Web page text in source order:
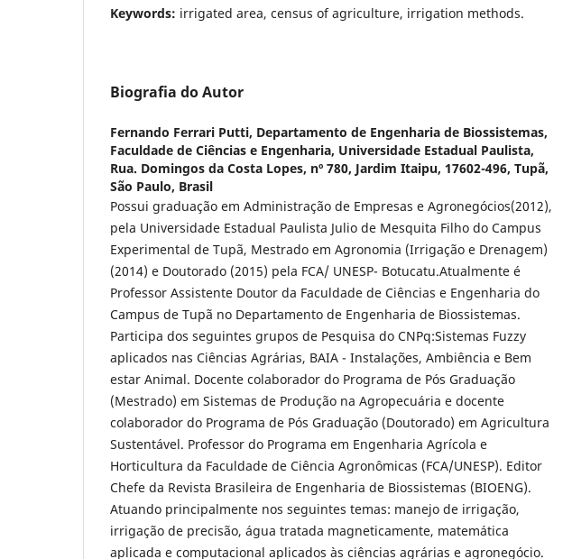
Keywords: irrigated area, census of agriculture, irrigation methods.
Biografia do Autor
Fernando Ferrari Putti, Departamento de Engenharia de Biossistemas,
Faculdade de Ciências e Engenharia, Universidade Estadual Paulista,
Rua. Domingos da Costa Lopes, nº 780, Jardim Itaipu, 17602-496, Tupã,
São Paulo, Brasil
Possui graduação em Administração de Empresas e Agronegócios(2012),
pela Universidade Estadual Paulista Julio de Mesquita Filho do Campus
Experimental de Tupã, Mestrado em Agronomia (Irrigação e Drenagem)
(2014) e Doutorado (2015) pela FCA/ UNESP- Botucatu.Atualmente é
Professor Assistente Doutor da Faculdade de Ciências e Engenharia do
Campus de Tupã no Departamento de Engenharia de Biossistemas.
Participa dos seguintes grupos de Pesquisa do CNPq:Sistemas Fuzzy
aplicados nas Ciências Agrárias, BAIA - Instalações, Ambiência e Bem
estar Animal. Docente colaborador do Programa de Pós Graduação
(Mestrado) em Sistemas de Produção na Agropecuária e docente
colaborador do Programa de Pós Graduação (Doutorado) em Agricultura
Sustentável. Professor do Programa em Engenharia Agrícola e
Horticultura da Faculdade de Ciência Agronômicas (FCA/UNESP). Editor
Chefe da Revista Brasileira de Engenharia de Biossistemas (BIOENG).
Atuando principalmente nos seguintes temas: manejo de irrigação,
irrigação de precisão, água tratada magneticamente, matemática
aplicada e computacional aplicados às ciências agrárias e agronegócio.